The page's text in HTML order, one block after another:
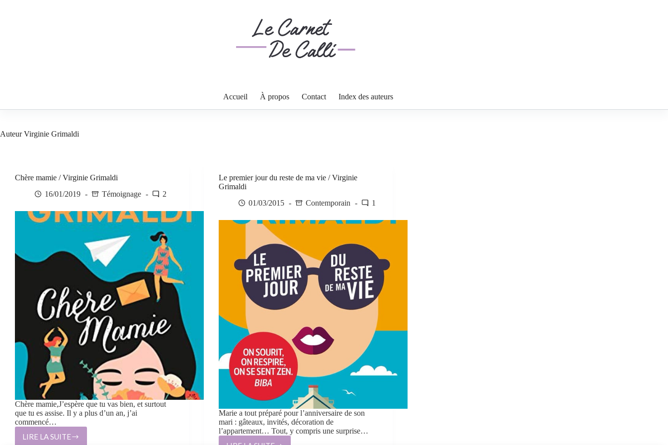
Accueil À propos Contact Index des auteurs
AuteurVirginie Grimaldi
Chère mamie / Virginie Grimaldi
16/01/2019
Témoignage 2
Chère mamie,J’espère que tu vas bien, et surtout
que tu es assise. Il y a plus d’un an, j’ai
commencé…
LIRE LA SUITE
CHÈRE
Le premier jour du reste de ma vie / Virginie
Grimaldi
01/03/2015
Contemporain 1
Marie a tout préparé pour l’anniversaire de son
mari : gâteaux, invités, décoration de
l’appartement… Tout, y compris une surprise…